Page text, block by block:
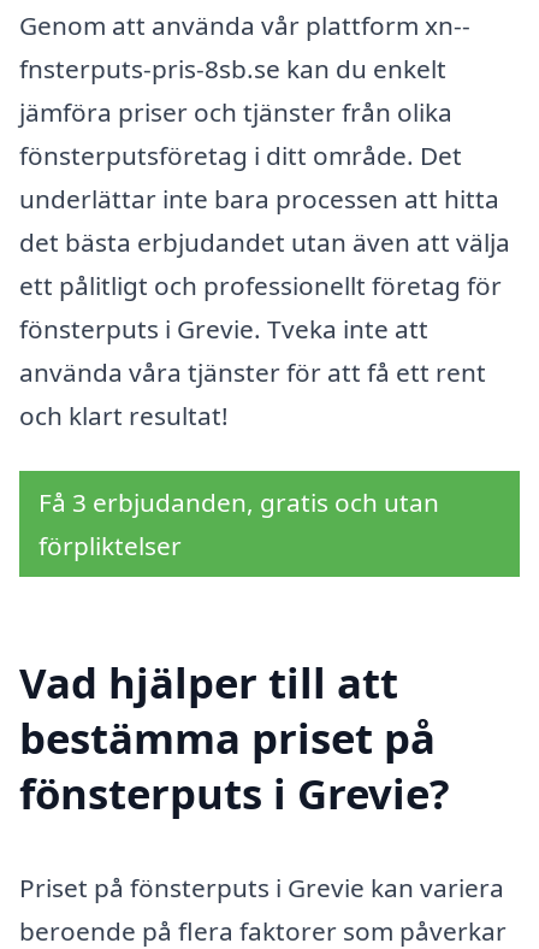
Genom att använda vår plattform xn--
fnsterputs-pris-8sb.se kan du enkelt
jämföra priser och tjänster från olika
fönsterputsföretag i ditt område. Det
underlättar inte bara processen att hitta
det bästa erbjudandet utan även att välja
ett pålitligt och professionellt företag för
fönsterputs i Grevie. Tveka inte att
använda våra tjänster för att få ett rent
och klart resultat!
Få 3 erbjudanden, gratis och utan
förpliktelser
Vad hjälper till att
bestämma priset på
fönsterputs i Grevie?
Priset på fönsterputs i Grevie kan variera
beroende på flera faktorer som påverkar